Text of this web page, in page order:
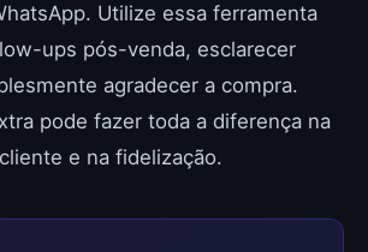
Utilize essa ferramenta
ups pós-venda, esclarecer
agradecer a compra.
pode fazer toda a diferença na
e na fidelização.